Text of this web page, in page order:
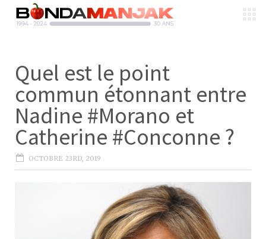
Quel est le point
commun étonnant entre
Nadine #Morano et
Catherine #Conconne ?
OCTOBRE 23RD, 2019